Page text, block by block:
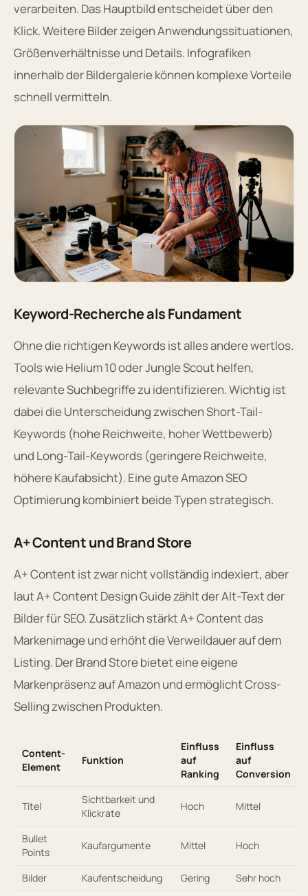
verarbeiten. Das Hauptbild entscheidet über den
Klick. Weitere Bilder zeigen Anwendungssituationen,
Größenverhältnisse und Details. Infografiken
innerhalb der Bildergalerie können komplexe Vorteile
schnell vermitteln.
Keyword-Recherche als Fundament
Ohne die richtigen Keywords ist alles andere wertlos.
Tools wie Helium 10 oder Jungle Scout helfen,
relevante Suchbegriffe zu identifizieren. Wichtig ist
dabei die Unterscheidung zwischen Short-Tail-
Keywords (hohe Reichweite, hoher Wettbewerb)
und Long-Tail-Keywords (geringere Reichweite,
höhere Kaufabsicht). Eine gute Amazon SEO
Optimierung kombiniert beide Typen strategisch.
A+ Content und Brand Store
A+ Content ist zwar nicht vollständig indexiert, aber
laut A+ Content Design Guide zählt der Alt-Text der
Bilder für SEO. Zusätzlich stärkt A+ Content das
Markenimage und erhöht die Verweildauer auf dem
Listing. Der Brand Store bietet eine eigene
Markenpräsenz auf Amazon und ermöglicht Cross-
Selling zwischen Produkten.
Content-
Element
Funktion
Einfluss
auf
Ranking
Einfluss
auf
Conversion
Titel
Sichtbarkeit und
Klickrate
Hoch Mittel
Bullet
Points
Kaufargumente Mittel Hoch
Bilder Kaufentscheidung Gering
Sehr hoch